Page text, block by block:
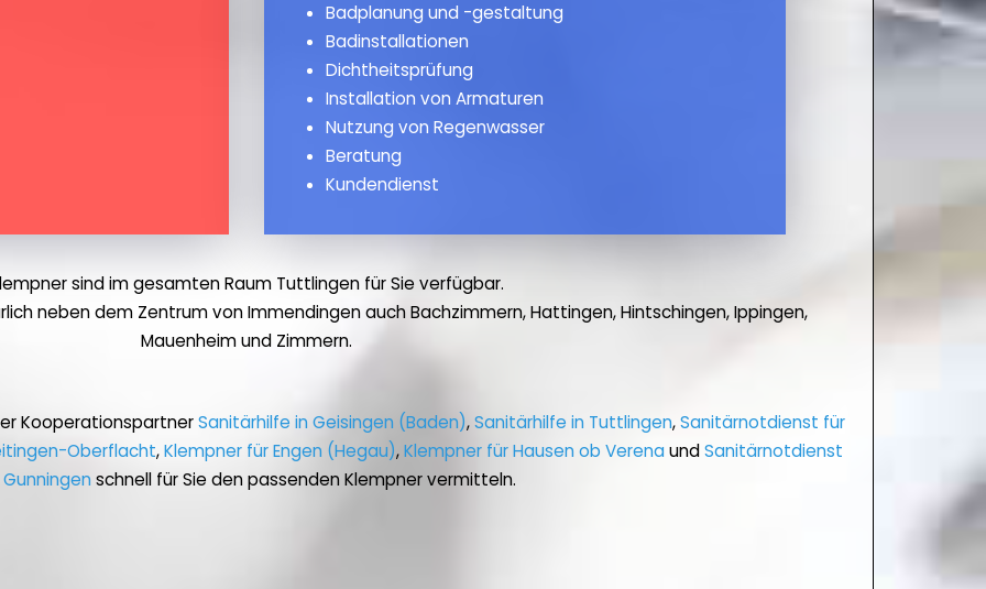
Badplanung und -gestaltung
Badinstallationen
Dichtheitsprüfung
Installation von Armaturen
Nutzung von Regenwasser
Beratung
Kundendienst
sind im gesamten Raum Tuttlingen für Sie verfügbar.
neben dem Zentrum von Immendingen auch Bachzimmern, Hattingen, Hintschingen, Ippingen,
Mauenheim und Zimmern.
KooperationspartnerSanitärhilfe in Geisingen (Baden),Sanitärhilfe in Tuttlingen,Sanitärnotdienst für
Oberflacht,Klempner für Engen (Hegau),Klempner für Hausen ob VerenaundSanitärnotdienst
schnell für Sie den passenden Klempner vermitteln.